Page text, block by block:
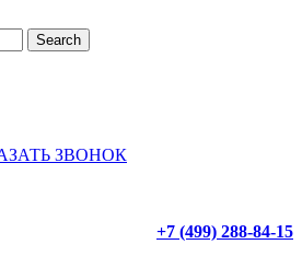
Search
ЗВОНОК
+7 (499) 288-84-15